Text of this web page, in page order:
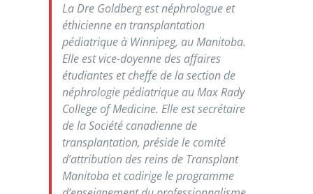
La Dre Goldberg est néphrologue et
éthicienne en transplantation
pédiatrique à Winnipeg, au Manitoba.
Elle est vice-doyenne des affaires
étudiantes et cheffe de la section de
néphrologie pédiatrique auMax Rady
College of Medicine. Elle est secrétaire
de la Société canadienne de
transplantation, préside le comité
d’attribution des reins de Transplant
Manitoba et codirige le programme